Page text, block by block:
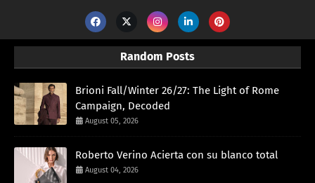
Random Posts
Brioni Fall/Winter 26/27: The Light of Rome
Campaign, Decoded
August 05, 2026
Roberto Verino Acierta con su blanco total
August 04, 2026